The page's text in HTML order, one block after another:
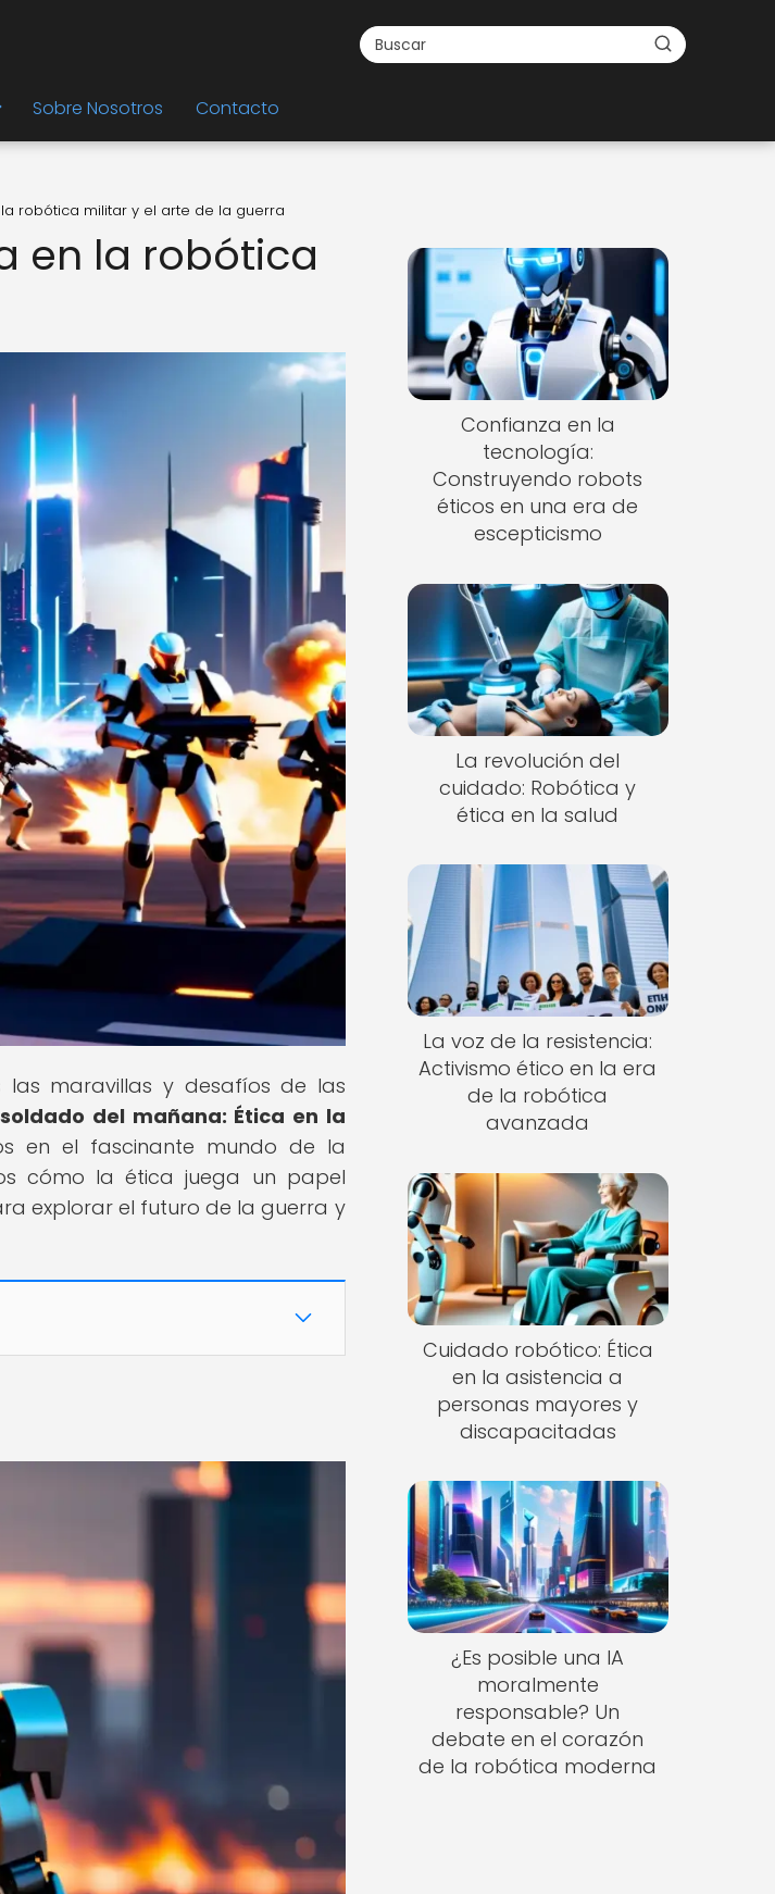
Sobre Nosotros Contacto
robótica militar y el arte de la guerra
en la robótica
las maravillas y desafíos de las
soldado del mañana: Ética en la
en el fascinante mundo de la
cómo la ética juega un papel
explorar el futuro de la guerra y
Confianza en la
tecnología:
Construyendo robots
éticos en una era de
escepticismo
La revolución del
cuidado: Robótica y
ética en la salud
La voz de la resistencia:
Activismo ético en la era
de la robótica
avanzada
Cuidado robótico: Ética
en la asistencia a
personas mayores y
discapacitadas
¿Es posible una IA
moralmente
responsable? Un
debate en el corazón
de la robótica moderna